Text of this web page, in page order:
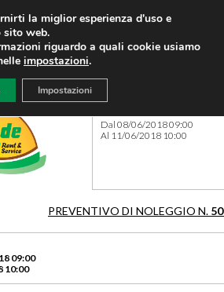
Dal 08/06/2018 09:00
Al 11/06/2018 10:00
PREVENTIVO DI NOLEGGIO N.
09:00
10:00
la miglior esperienza d'uso e
sito web.
riguardo a quali cookie usiamo
impostazioni.
Impostazioni